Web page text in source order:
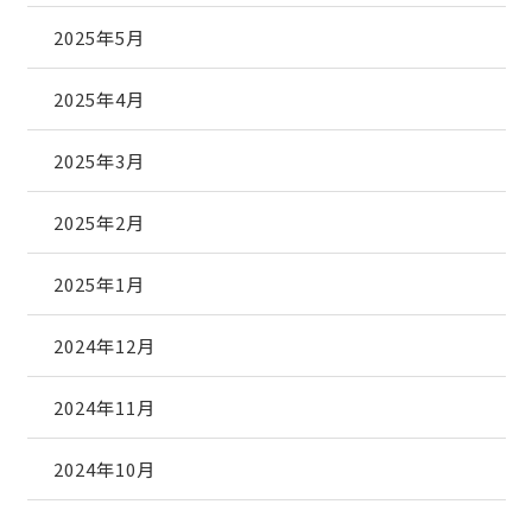
2025年5月
2025年4月
2025年3月
2025年2月
2025年1月
2024年12月
2024年11月
2024年10月